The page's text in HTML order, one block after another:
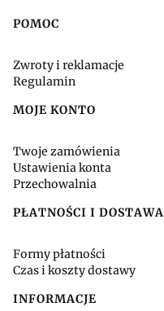
Linki w stopce
POMOC
Zwroty i reklamacje
Regulamin
MOJE KONTO
Twoje zamówienia
Ustawienia konta
Przechowalnia
PŁATNOŚCI I DOSTAWA
Formy płatności
Czas i koszty dostawy
INFORMACJE